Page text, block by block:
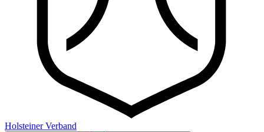
Holsteiner Verband